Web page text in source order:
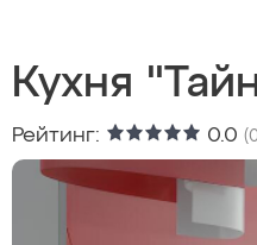
Кухня
Рейтинг: 0.0 (